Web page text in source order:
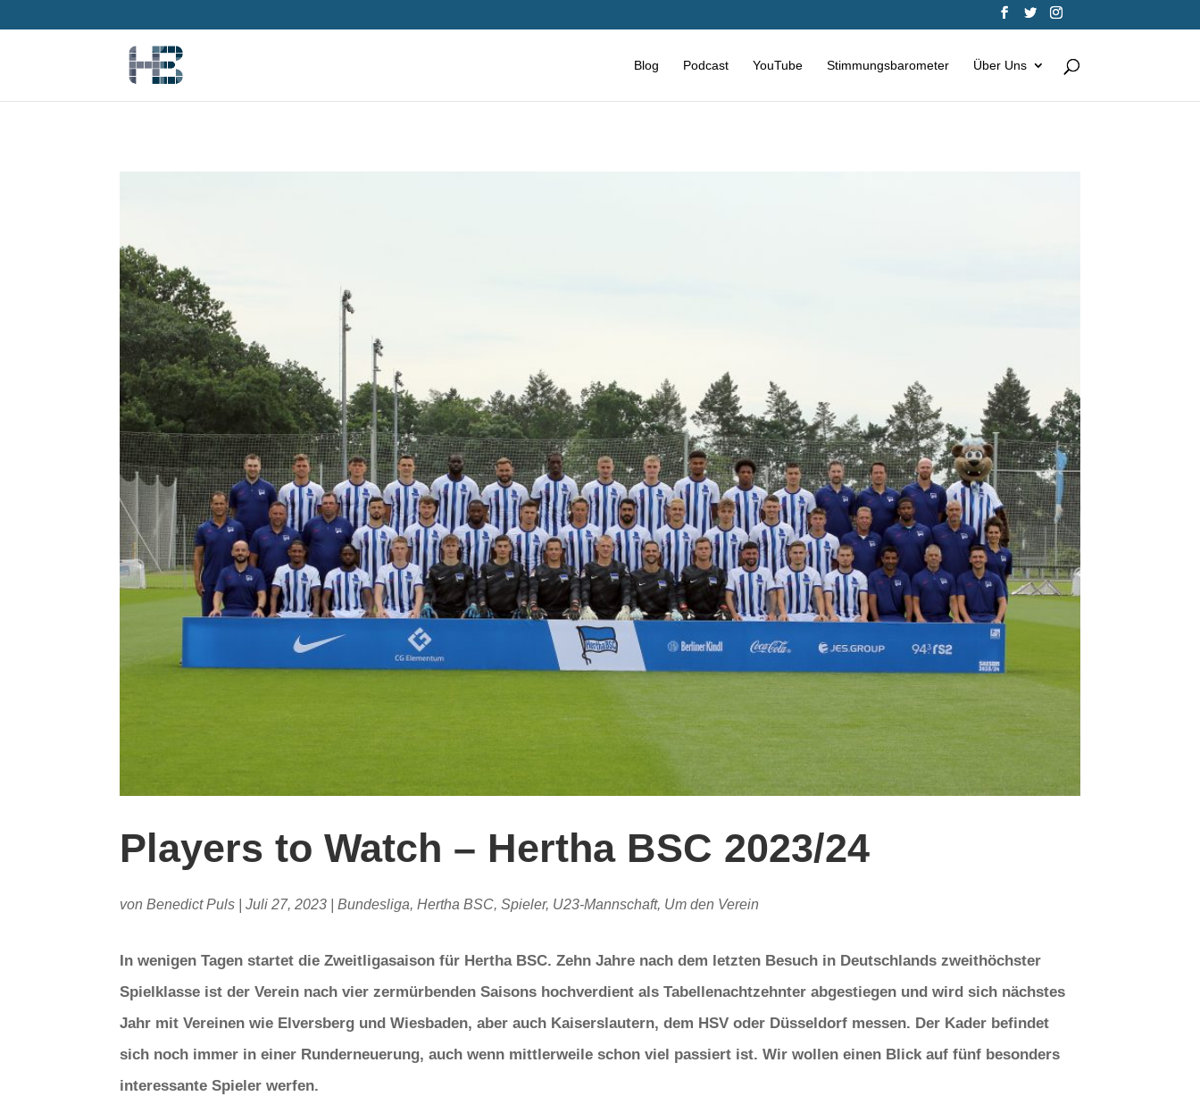
Blog Podcast YouTube Stimmungsbarometer Über Uns
Players to Watch – Hertha BSC 2023/24
vonBenedict Puls |Juli 27, 2023 |Bundesliga,Hertha BSC,Spieler, U23-Mannschaft, Um den Verein
In wenigen Tagen startet die Zweitligasaison für Hertha BSC. Zehn Jahre nach dem letzten Besuch in Deutschlands zweithöchster
Spielklasse ist der Verein nach vier zermürbenden Saisons hochverdient als Tabellenachtzehnter abgestiegen und wird sich nächstes
Jahr mit Vereinen wie Elversberg und Wiesbaden, aber auch Kaiserslautern, dem HSV oder Düsseldorf messen. Der Kader befindet
sich noch immer in einer Runderneuerung, auch wenn mittlerweile schon viel passiert ist. Wir wollen einen Blick auf fünf besonders
interessante Spieler werfen.